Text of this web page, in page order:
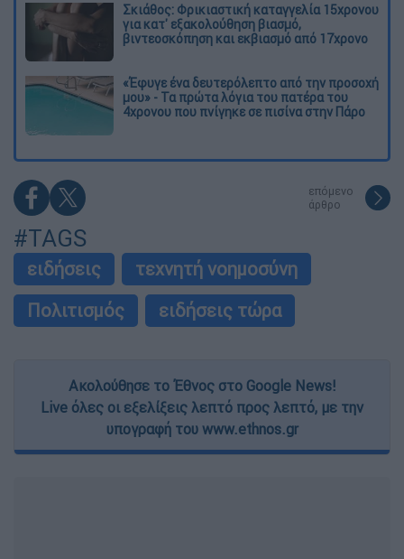
Σκιάθος: Φρικιαστική καταγγελία 15χρονου
για κατ' εξακολούθηση βιασμό,
βιντεοσκόπηση και εκβιασμό από 17χρονο
«Έφυγε ένα δευτερόλεπτο από την προσοχή
μου» - Τα πρώτα λόγια του πατέρα του
4χρονου που πνίγηκε σε πισίνα στην Πάρο
επόμενο
άρθρο
#TAGS
ειδήσεις
τεχνητή νοημοσύνη
Πολιτισμός
ειδήσεις τώρα
Ακολούθησε το Έθνος στο Google News!
Live όλες οι εξελίξεις λεπτό προς λεπτό, με την
υπογραφή του www.ethnos.gr